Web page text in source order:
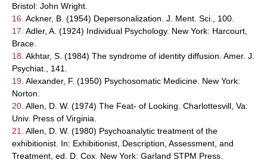
Bristol: John Wright.
16. Ackner, B. (1954) Depersonalization. J. Ment. Sci., 100.
17. Adler, A. (1924) Individual Psychology. New York: Harcourt,
Brace.
18. Akhtar, S. (1984) The syndrome of identity diffusion. Amer. J.
Psychiat., 141.
19. Alexander, F. (1950) Psychosomatic Medicine. New York:
Norton.
20. Allen, D. W. (1974) The Feat- of Looking. Charlottesvill, Va:
Univ. Press of Virginia.
21.
Allen, D. W. (1980) Psychoanalytic treatment of the
exhibitionist. In: Exhibitionist, Description, Assessment, and
Treatment, ed. D. Cox. New York: Garland STPM Press.